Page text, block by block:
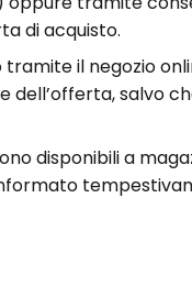
di acquisto.
il negozio
salvo
disponibili a